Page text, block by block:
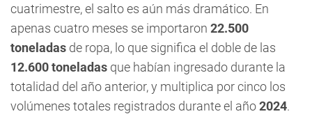
cuatrimestre, el salto es aún más dramático. En
apenas cuatro meses se importaron 22.500
toneladas de ropa, lo que significa el doble de las
12.600 toneladas que habían ingresado durante la
totalidad del año anterior, y multiplica por cinco los
volúmenes totales registrados durante el año2024.